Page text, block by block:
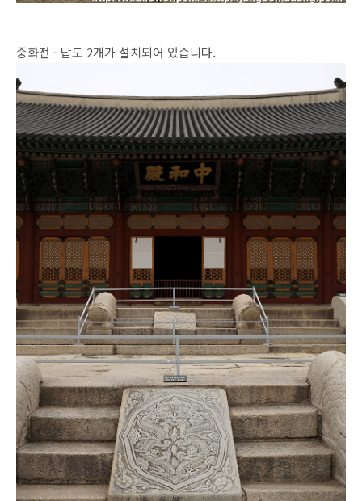
중화전 - 답도 2개가 설치되어 있습니다.